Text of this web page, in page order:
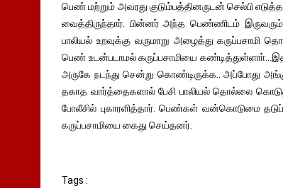
பெண் மற்றும் அவரது குடும்பத்தினருடன் செல்பி
வைத்திருந்தார். பின்னர் அந்த பெண்ணிடம்
பாலியல் உறவுக்கு வருமாறு அழைத்து கருப்பசாமி
பெண் உடன்படாமல் கருப்பசாமியை
அருகே நடந்து சென்று கொண்டிருக்க.. அப்போது
தகாத வார்த்தைகளால் பேசி பாலியல் தொல்லை
போலீசில் புகாரளித்தார். பெண்கள் வன்கொடுமை
கருப்பசாமியை கைது செய்தனர்.
Tags :